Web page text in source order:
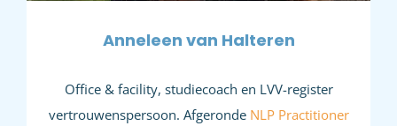
Anneleen van Halteren
Office & facility, studiecoach en LVV-register
vertrouwenspersoon. Afgeronde NLP Practitioner